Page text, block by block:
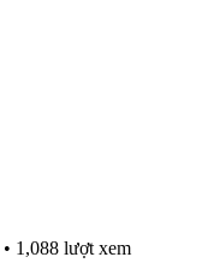
• 1,088 lượt xem